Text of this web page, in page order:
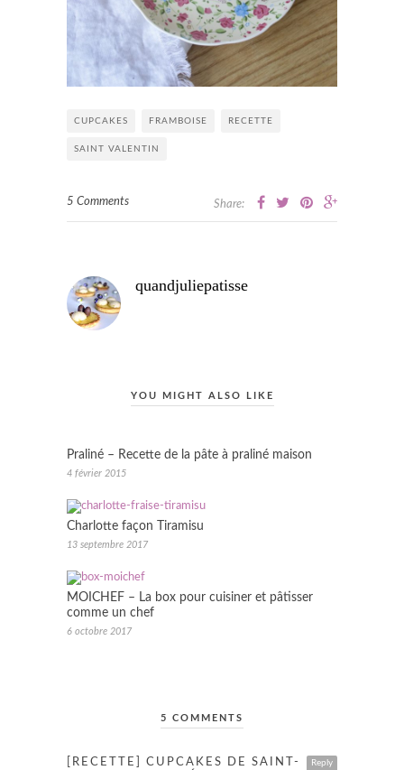
CUPCAKES FRAMBOISE RECETTE
SAINT VALENTIN
5 Comments Share:
quandjuliepatisse
YOU MIGHT ALSO LIKE
Praliné – Recette de la pâte à praliné maison
4 février 2015
Charlotte façon Tiramisu
13 septembre 2017
MOICHEF – La box pour cuisiner et pâtisser
comme un chef
6 octobre 2017
5 COMMENTS
Reply
[RECETTE] CUPCAKES DE SAINT-